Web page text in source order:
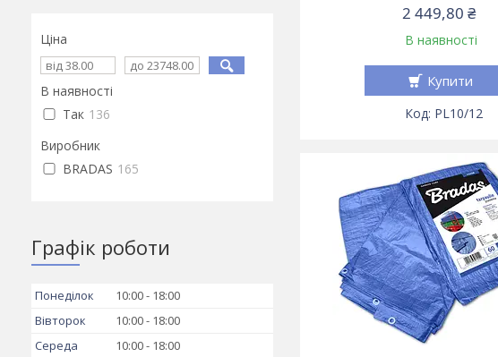
2 449,80 ₴
В наявності
Купити
PL10/12
Ціна
В наявності
Так 136
Виробник
BRADAS 165
Графік роботи
Понеділок 10:00
18:00
Вівторок
10:00
18:00
Середа
10:00
18:00